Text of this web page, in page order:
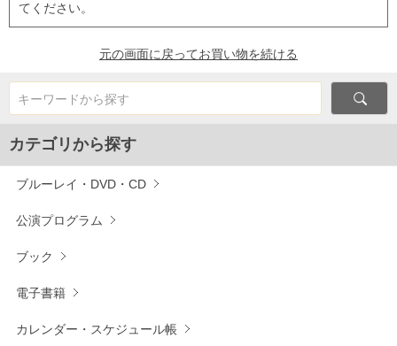
てください。
元の画面に戻ってお買い物を続ける
キーワードから探す
カテゴリから探す
ブルーレイ・DVD・CD
公演プログラム
ブック
電子書籍
カレンダー・スケジュール帳